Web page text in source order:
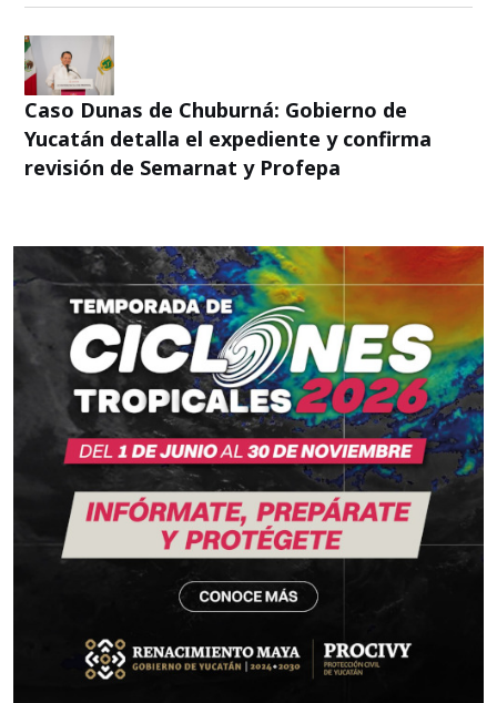
Caso Dunas de Chuburná: Gobierno de
Yucatán detalla el expediente y confirma
revisión de Semarnat y Profepa